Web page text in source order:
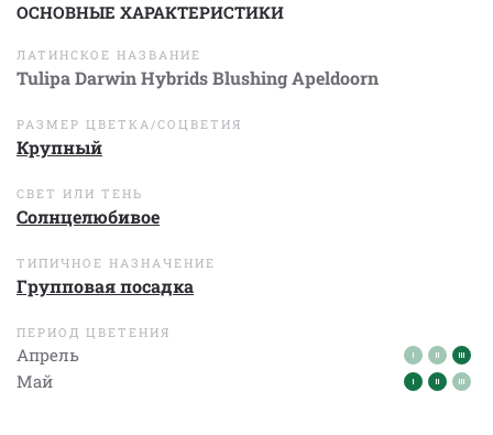
ОСНОВНЫЕ ХАРАКТЕРИСТИКИ
ЛАТИНСКОЕ НАЗВАНИЕ
Tulipa Darwin Hybrids Blushing Apeldoorn
РАЗМЕР ЦВЕТКА/СОЦВЕТИЯ
Крупный
СВЕТ ИЛИ ТЕНЬ
Солнцелюбивое
ТИПИЧНОЕ НАЗНАЧЕНИЕ
Групповая посадка
ПЕРИОД ЦВЕТЕНИЯ
Апрель
Май